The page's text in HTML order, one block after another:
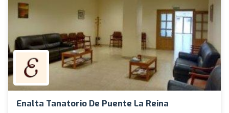
Enalta Tanatorio De Puente La Reina